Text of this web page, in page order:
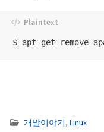
개발이야기, Linux